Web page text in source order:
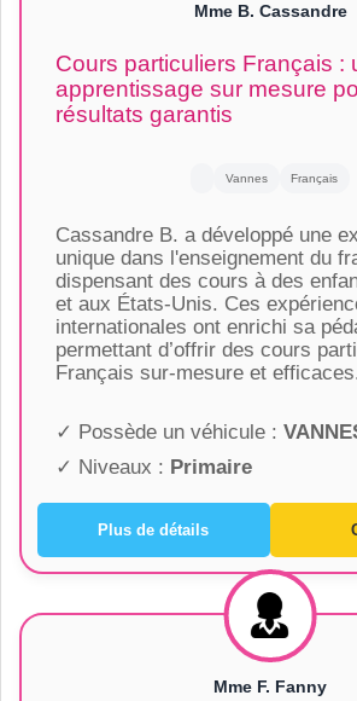
Mme B. Cassandre
Cours particuliers Français :
apprentissage sur mesure
résultats garantis
Vannes Français
Cassandre B. a développé une
unique dans l'enseignement du
dispensant des cours à des
et aux États-Unis. Ces
internationales ont enrichi sa
permettant d’offrir des cours
Français sur-mesure et
✓ Possède un véhicule :
✓ Niveaux : Primaire
Plus de détails
Mme F. Fanny